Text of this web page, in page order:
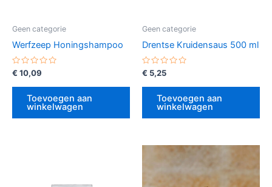
Geen categorie
Werfzeep Honingshampoo
Gewaardeerd
uit
€ 10,09
Toevoegen aan
winkelwagen
Geen categorie
Drentse Kruidensaus 500 ml
Gewaardeerd
uit
€ 5,25
Toevoegen aan
winkelwagen